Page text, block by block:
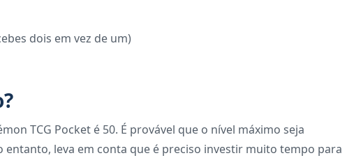
dois em vez de um)
TCG Pocket é 50. É provável que o nível máximo seja
leva em conta que é preciso investir muito tempo para